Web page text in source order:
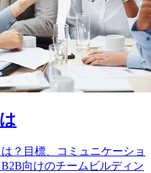
？目標、コミュニケーショ
向けのチームビルディン